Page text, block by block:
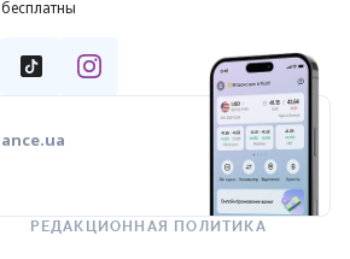
РЕДАКЦИОННАЯ ПОЛИТИКА